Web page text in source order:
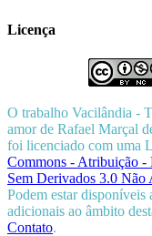
Licença
O trabalho Vacilândia -
amor de Rafael Marçal
foi licenciado com uma
Commons - Atribuição -
Sem Derivados 3.0 Não
Podem estar disponíveis
adicionais ao âmbito
Contato.